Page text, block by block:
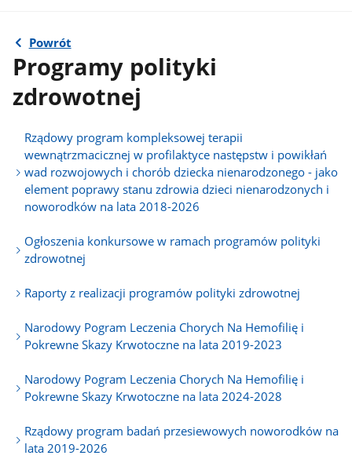
Powrót
Programy polityki
zdrowotnej
Rządowy program kompleksowej terapii
wewnątrzmacicznej w profilaktyce następstw i powikłań
wad rozwojowych i chorób dziecka nienarodzonego - jako
element poprawy stanu zdrowia dzieci nienarodzonych i
noworodków na lata 2018-2026
Ogłoszenia konkursowe w ramach programów polityki
zdrowotnej
Raporty z realizacji programów polityki zdrowotnej
Narodowy Pogram Leczenia Chorych Na Hemofilię i
Pokrewne Skazy Krwotoczne na lata 2019-2023
Narodowy Pogram Leczenia Chorych Na Hemofilię i
Pokrewne Skazy Krwotoczne na lata 2024-2028
Rządowy program badań przesiewowych noworodków na
lata 2019-2026